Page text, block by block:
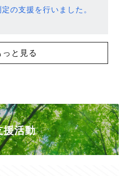
の支援を行いました。
っと見る
援活動